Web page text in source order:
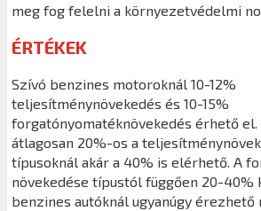
meg fog felelni a környezetvédelmi
ÉRTÉKEK
Szívó benzines motoroknál 10-12%
teljesítménynövekedés és 10-15%
forgatónyomatéknövekedés érhető
átlagosan 20%-os a
típusoknál akár a 40% is elérhető. A
növekedése típustól függően 20-40%
benzines autóknál ugyanúgy érezhető